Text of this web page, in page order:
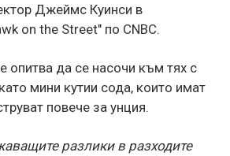
Джеймс Куинси в
on the Street" по CNBC.
опитва да се насочи към тях с
мини кутии сода, които имат
повече за унция.
разлики в разходите